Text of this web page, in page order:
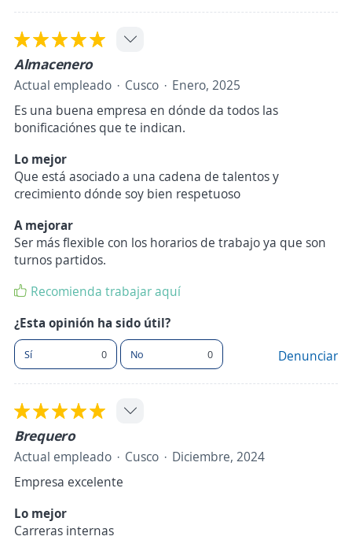
Almacenero
Actual empleado Cusco
Enero, 2025
Es una buena empresa en dónde da todos las
bonificaciónes que te indican.
Lo mejor
Que está asociado a una cadena de talentos y
crecimiento dónde soy bien respetuoso
A mejorar
Ser más flexible con los horarios de trabajo ya que son
turnos partidos.
Recomienda trabajar aquí
¿Esta opinión ha sido útil?
Sí 0 No 0 Denunciar
Brequero
Actual empleado Cusco
Diciembre, 2024
Empresa excelente
Lo mejor
Carreras internas